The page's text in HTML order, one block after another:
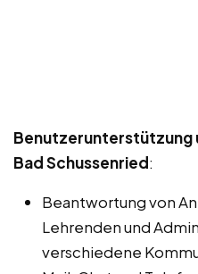
Benutzerunterstützung
Bad Schussenried:
Beantwortung von
Lehrenden und
verschiedene